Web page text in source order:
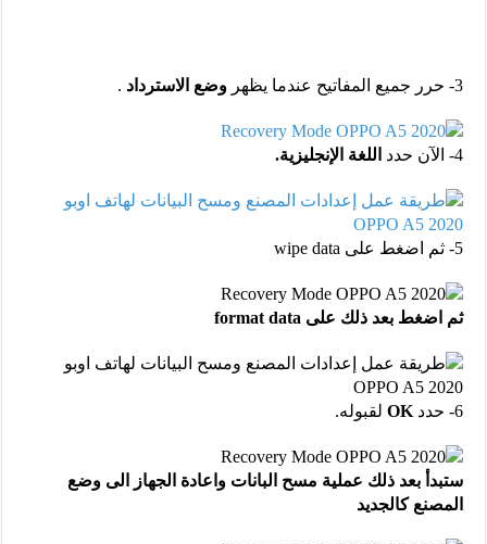
3- حرر جميع المفاتيح عندما يظهر وضع الاسترداد.
4- الآن حدد اللغة الإنجليزية.
5- ثم اضغط على wipe data
ثم اضغط بعد ذلك على format data
6- حدد OKلقبوله.
ستبدأ بعد ذلك عملية مسح البانات واعادة الجهاز الى وضع
المصنع كالجديد